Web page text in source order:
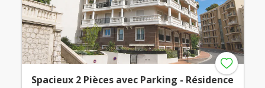
Spacieux 2 Pièces avec Parking - Résidence